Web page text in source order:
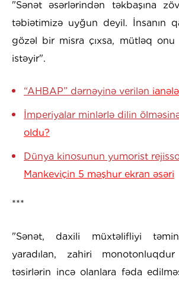
"Sənət əsərlərindən təkbaşına
təbiətimizə uyğun deyil. İnsanın
gözəl bir misra çıxsa, mütləq onu
istəyir".
“AHBAP” dərnəyinə verilən
İmperiyalar minlərlə dilin
oldu?
Dünya kinosunun yumorist
Mankeviçin 5 məşhur ekran əsəri
***
"Sənət, daxili müxtəlifliyi
yaradılan, zahiri
təsirlərin incə olanlara fəda